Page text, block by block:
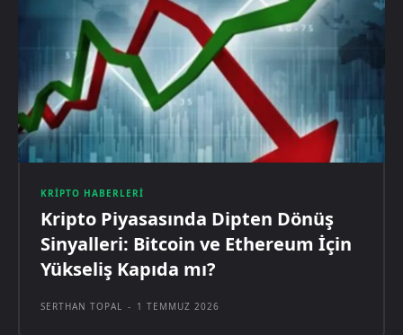
KRIPTO HABERLERI
Kripto Piyasasında Dipten Dönüş
Sinyalleri: Bitcoin ve Ethereum İçin
Yükseliş Kapıda mı?
SERTHAN TOPAL - 1 TEMMUZ 2026